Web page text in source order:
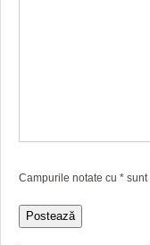
Campurile notate cu * sunt